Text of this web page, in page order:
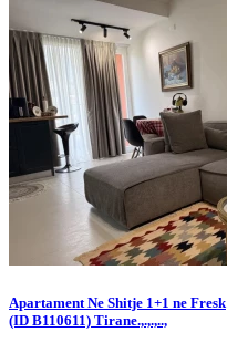
Apartament Ne Shitje 1+1 ne Fresk
(ID B110611) Tirane.,.,.,..,